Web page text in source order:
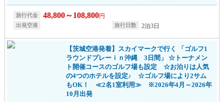
48,800～108,800円
2泊3日
【茨城空港発着】スカイマークで行く 「ゴルフ1
ラウンドプレーｉｎ沖縄 3日間」 ☆トーナメン
ト開催コースのゴルフ場も設定 ☆お泊りは人気
の4つのホテルを設定♪ ☆ゴルフ場により2サム
もOK！ ≪2名1室利用≫ ※2026年4月～2026年
10月出発